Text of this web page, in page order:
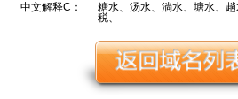
中文解释C：
糖水、汤水、淌水、塘水、
税、